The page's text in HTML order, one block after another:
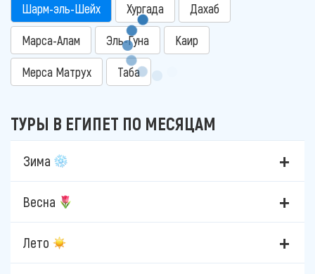
Шарм-эль-Шейх Хургада Дахаб
Марса-Алам Эль-Гуна Каир
Мерса Матрух Таба
ТУРЫ В ЕГИПЕТ ПО МЕСЯЦАМ
Зима
Весна
Лето